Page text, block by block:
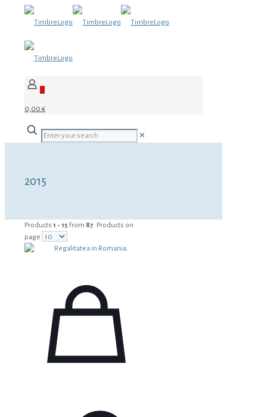
0
0,00 €
✕
2015
Products 1 - 15 from 87. Products on
page